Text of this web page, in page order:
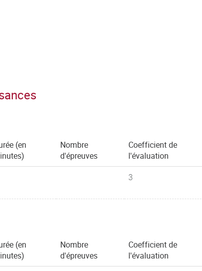
(en
Nombre
d'épreuves
Coefficient de
l'évaluation
3
(en
Nombre
d'épreuves
Coefficient de
l'évaluation